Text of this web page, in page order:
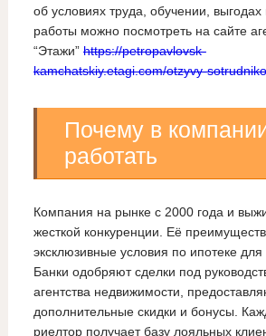
об условиях труда, обучении,
работы можно посмотреть на сайте
“Этажи” https://petropavlovsk-
kamchatskiy.etagi.com/otzyvy-
Почему в
работать
Компания на рынке с 2000 года и
жесткой конкуренции. Её
эксклюзивные условия по ипотеке для
Банки одобряют сделки под
агентства недвижимости,
дополнительные скидки и бонусы.
риелтор получает базу лояльных